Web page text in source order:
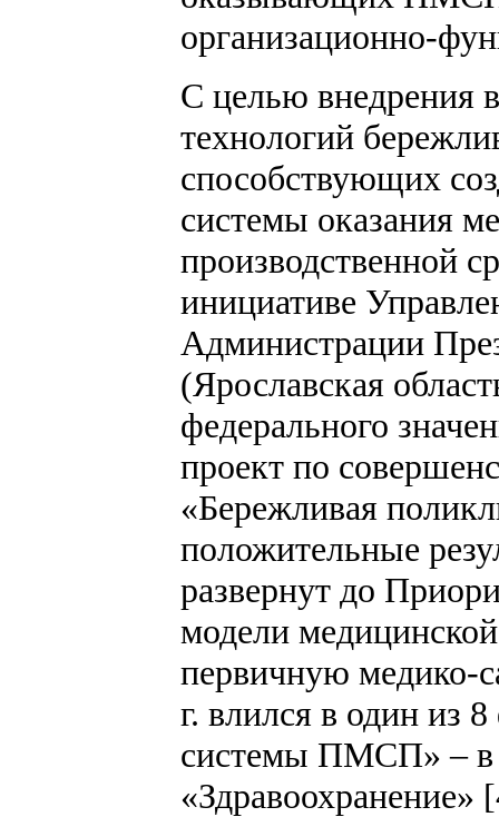
организационно-
С целью внедрения
технологий
способствующих
системы оказания
производственной
инициативе
Администрации
(Ярославская
федерального
проект по
«Бережливая
положительные
развернут до
модели
первичную медико-
г. влился в один из
системы ПМСП» – в
«Здравоохранение»